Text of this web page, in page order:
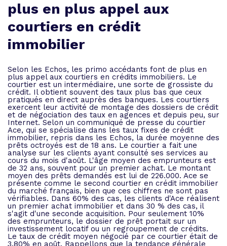
plus en plus appel aux
courtiers en crédit
immobilier
Selon les Echos, les primo accédants font de plus en
plus appel aux courtiers en crédits immobiliers. Le
courtier est un intermédiaire, une sorte de grossiste du
crédit. Il obtient souvent des taux plus bas que ceux
pratiqués en direct auprès des banques. Les courtiers
exercent leur activité de montage des dossiers de crédit
et de négociation des taux en agences et depuis peu, sur
Internet. Selon un communiqué de presse du courtier
Ace, qui se spécialise dans les taux fixes de crédit
immobilier, repris dans les Echos, la durée moyenne des
prêts octroyés est de 18 ans. Le courtier a fait une
analyse sur les clients ayant consulté ses services au
cours du mois d'août. L'âge moyen des emprunteurs est
de 32 ans, souvent pour un premier achat. Le montant
moyen des prêts demandés est lui de 226.000. Ace se
présente comme le second courtier en crédit immobilier
du marché français, bien que ces chiffres ne sont pas
vérifiables. Dans 60% des cas, les clients d'Ace réalisent
un premier achat immobilier et dans 30 % des cas, il
s'agit d'une seconde acquisition. Pour seulement 10%
des emprunteurs, le dossier de prêt portait sur un
investissement locatif ou un regroupement de crédits.
Le taux de crédit moyen négocié par ce courtier était de
3.80% en août. Rappellons que la tendance générale